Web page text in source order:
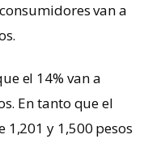
van a
el 14% van a
En tanto que el
1,201 y 1,500 pesos